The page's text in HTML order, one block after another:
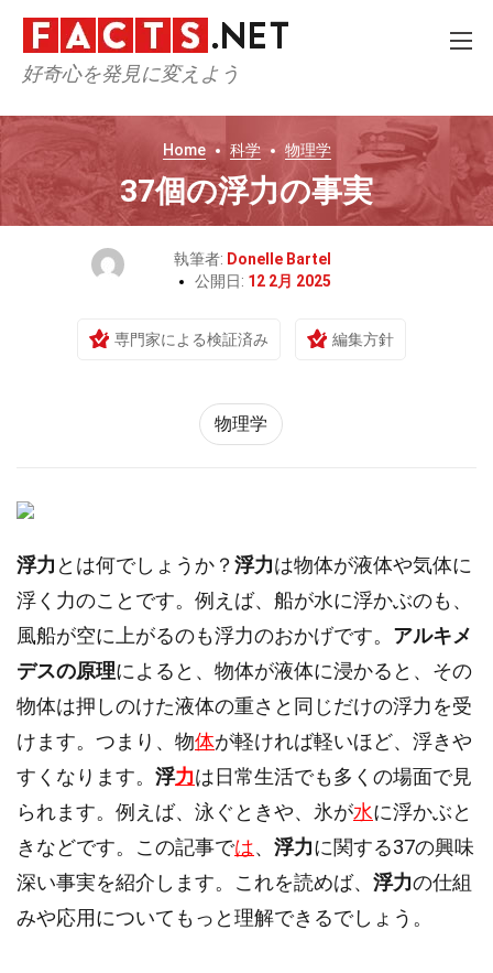
好奇心を発見に変えよう
Home 科学 物理学
37個の浮力の事実
執筆者: Donelle Bartel
公開日: 12 2月 2025
専門家による検証済み 編集方針
物理学
浮力 とは何でしょうか？ 浮力は物体が液体や気体に
浮く力のことです。例えば、船が水に浮かぶのも、
風船が空に上がるのも浮力のおかげです。 アルキメ
デスの原理によると、物体が液体に浸かると、その
物体は押しのけた液体の重さと同じだけの浮力を受
けます。つまり、物体が軽ければ軽いほど、浮きや
すくなります。 浮力は日常生活でも多くの場面で見
られます。例えば、泳ぐときや、氷が水に浮かぶと
きなどです。この記事では、 浮力に関する37の興味
深い事実を紹介します。これを読めば、 浮力の仕組
みや応用についてもっと理解できるでしょう。